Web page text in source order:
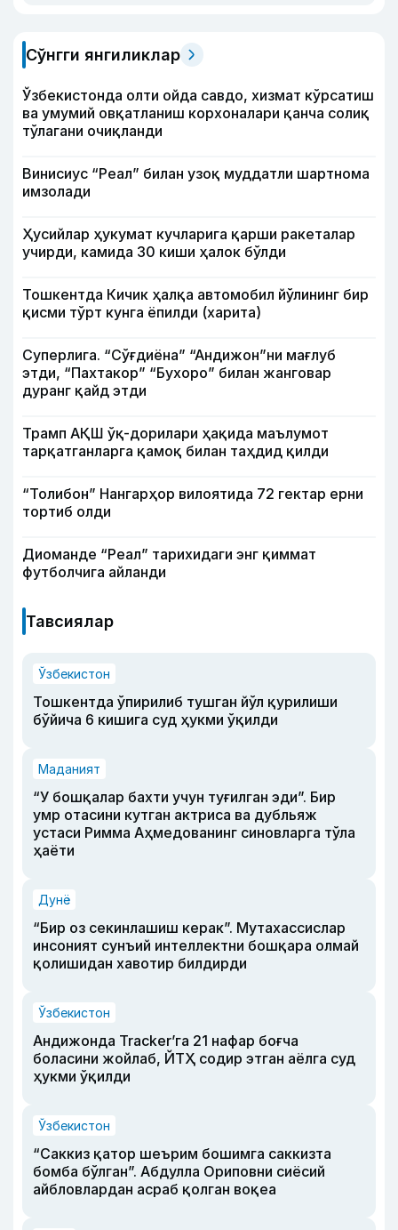
Сўнгги янгиликлар
Ўзбекистонда олти ойда савдо, хизмат кўрсатиш
ва умумий овқатланиш корхоналари қанча солиқ
тўлагани очиқланди
Винисиус “Реал” билан узоқ муддатли шартнома
имзолади
Ҳусийлар ҳукумат кучларига қарши ракеталар
учирди, камида 30 киши ҳалок бўлди
Тошкентда Кичик ҳалқа автомобил йўлининг бир
қисми тўрт кунга ёпилди (харита)
Суперлига. “Сўғдиёна” “Андижон”ни мағлуб
этди, “Пахтакор” “Бухоро” билан жанговар
дуранг қайд этди
Трамп АҚШ ўқ-дорилари ҳақида маълумот
тарқатганларга қамоқ билан таҳдид қилди
“Толибон” Нангарҳор вилоятида 72 гектар ерни
тортиб олди
Диоманде “Реал” тарихидаги энг қиммат
футболчига айланди
Тавсиялар
Ўзбекистон
Тошкентда ўпирилиб тушган йўл қурилиши
бўйича 6 кишига суд ҳукми ўқилди
Маданият
“У бошқалар бахти учун туғилган эди”. Бир
умр отасини кутган актриса ва дубльяж
устаси Римма Аҳмедованинг синовларга тўла
ҳаёти
Дунё
“Бир оз секинлашиш керак”. Мутахассислар
инсоният сунъий интеллектни бошқара олмай
қолишидан хавотир билдирди
Ўзбекистон
Андижонда Tracker’га 21 нафар боғча
боласини жойлаб, ЙТҲ содир этган аёлга суд
ҳукми ўқилди
Ўзбекистон
“Саккиз қатор шеърим бошимга саккизта
бомба бўлган”. Абдулла Ориповни сиёсий
айбловлардан асраб қолган воқеа